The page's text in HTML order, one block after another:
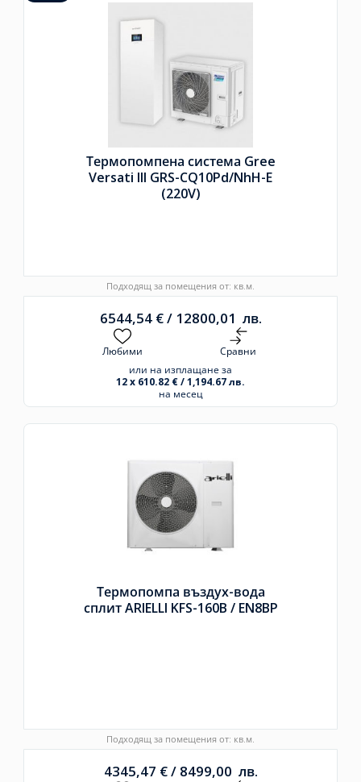
Термопомпена система Gree
Versati III GRS-CQ10Pd/NhH-E
(220V)
Подходящ за помещения от: кв.м.
6544,54 €/ 12800,01 лв.
Любими
Сравни
или на изплащане за
12 x 610.82 € / 1,194.67 лв.
на месец
Термопомпа въздух-вода
сплит ARIELLI KFS-160B /EN8BP
Подходящ за помещения от: кв.м.
4345,47 €/ 8499,00 лв.